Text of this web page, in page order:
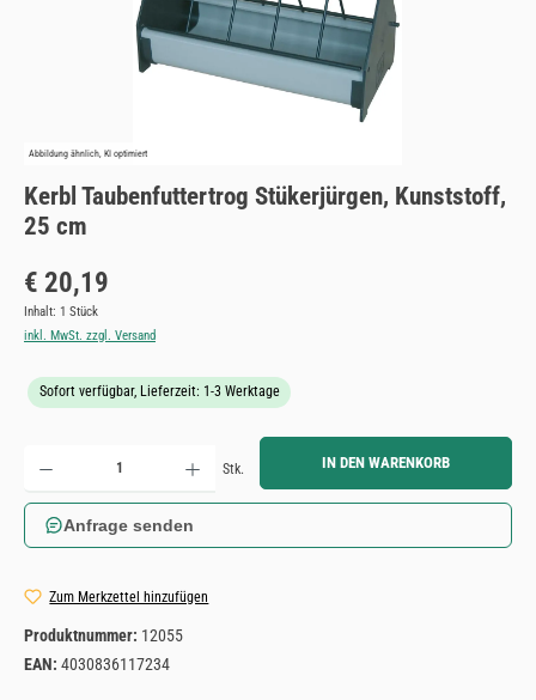
Abbildung ähnlich, KI optimiert
Kerbl Taubenfuttertrog Stükerjürgen, Kunststoff,
25 cm
Regulärer Preis:
€ 20,19
Inhalt: 1 Stück
inkl. MwSt. zzgl. Versand
Sofort verfügbar, Lieferzeit: 1-3 Werktage
Produkt Anzahl: Gib den gewünschten Wert ein oder benutze die Schaltflächen um die Anzahl zu
Stk. IN DEN WARENKORB
Anfrage senden
Zum Merkzettel hinzufügen
Produktnummer: 12055
EAN: 4030836117234